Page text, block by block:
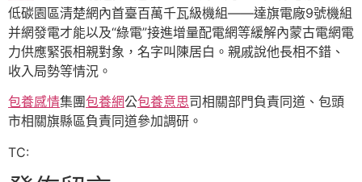
低碳園區清楚網內首臺百萬千瓦級機組——達旗電廠9號機組
并網發電才能以及“綠電”接進增量配電網等緩解內蒙古電網電
力供應緊張相親對象，名字叫陳居白。親戚說他長相不錯、
收入局勢等情況。
包養感情集團包養網公包養意思司相關部門負責同道、包頭
市相關旗縣區負責同道參加調研。
TC: